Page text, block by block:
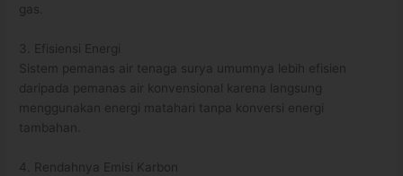
gas.
3. Efisiensi Energi
Sistem pemanas air tenaga surya umumnya lebih efisien
daripada pemanas air konvensional karena langsung
menggunakan energi matahari tanpa konversi energi
tambahan.
4. Rendahnya Emisi Karbon